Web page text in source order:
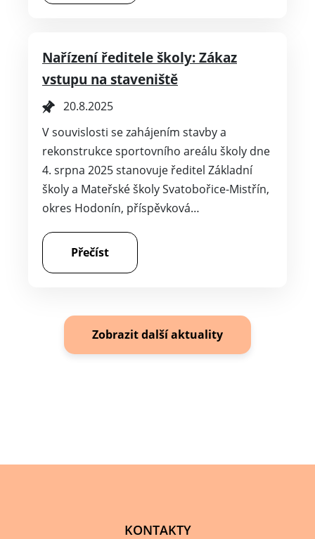
Nařízení ředitele školy: Zákaz
vstupu na staveniště
20.8.2025
V souvislosti se zahájením stavby a
rekonstrukce sportovního areálu školy dne
4. srpna 2025 stanovuje ředitel Základní
školy a Mateřské školy Svatobořice-Mistřín,
okres Hodonín, příspěvková…
Přečíst
Zobrazit další aktuality
KONTAKTY